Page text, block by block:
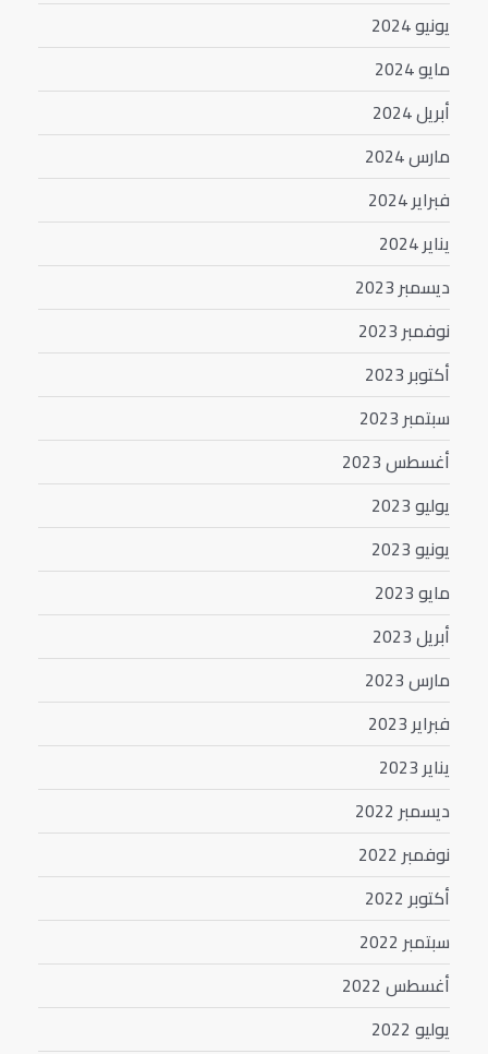
يونيو 2024
مايو 2024
أبريل 2024
مارس 2024
فبراير 2024
يناير 2024
ديسمبر 2023
نوفمبر 2023
أكتوبر 2023
سبتمبر 2023
أغسطس 2023
يوليو 2023
يونيو 2023
مايو 2023
أبريل 2023
مارس 2023
فبراير 2023
يناير 2023
ديسمبر 2022
نوفمبر 2022
أكتوبر 2022
سبتمبر 2022
أغسطس 2022
يوليو 2022